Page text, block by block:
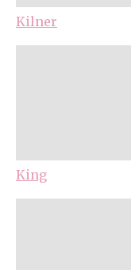
Kilner
King